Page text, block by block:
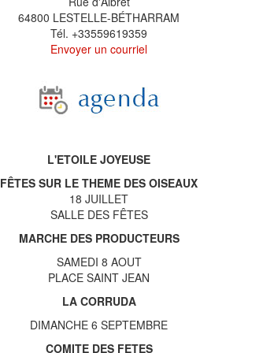
64800 LESTELLE-BÉTHARRAM
Tél. +33559619359
Envoyer un courriel
L'ETOILE JOYEUSE
FÊTES SUR LE THEME DES OISEAUX
18 JUILLET
SALLE DES FÊTES
MARCHE DES PRODUCTEURS
SAMEDI 8 AOUT
PLACE SAINT JEAN
LA CORRUDA
DIMANCHE 6 SEPTEMBRE
COMITE DES FETES